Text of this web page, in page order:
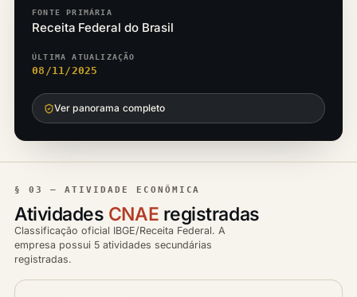
FONTE PRIMÁRIA
Receita Federal do Brasil
ÚLTIMA ATUALIZAÇÃO
08/11/2025
Ver panorama completo
§ 03 — ATIVIDADE ECONÔMICA
Atividades CNAE registradas
Classificação oficial IBGE/Receita Federal. A
empresa possui 5 atividades secundárias
registradas.